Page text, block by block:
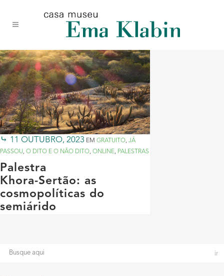
conteúdo
navegação
site
11 OUTUBRO, 2023 EM GRATUITO, JÁ
PASSOU, O DITO E O NÃO DITO, ONLINE, PALESTRAS
Palestra
Khora-Sertão: as
cosmopolíticas do
semiárido